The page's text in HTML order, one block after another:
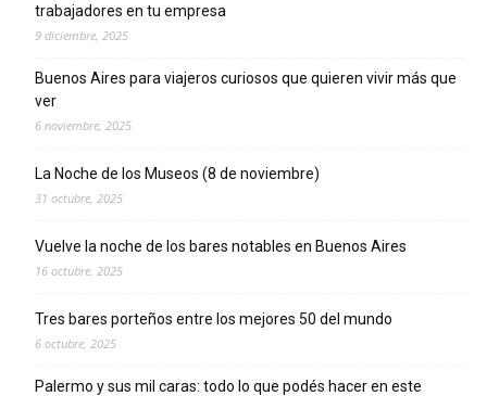
trabajadores en tu empresa
9 diciembre, 2025
Buenos Aires para viajeros curiosos que quieren vivir más que
ver
6 noviembre, 2025
La Noche de los Museos (8 de noviembre)
31 octubre, 2025
Vuelve la noche de los bares notables en Buenos Aires
16 octubre, 2025
Tres bares porteños entre los mejores 50 del mundo
6 octubre, 2025
Palermo y sus mil caras: todo lo que podés hacer en este